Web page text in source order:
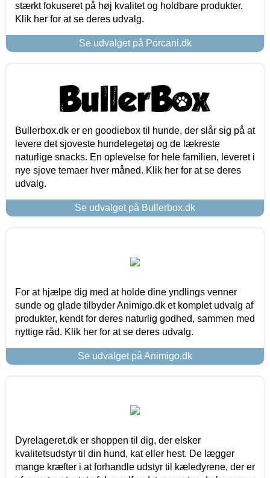
stærkt fokuseret på høj kvalitet og holdbare produkter.
Klik her for at se deres udvalg.
Se udvalget på Porcani.dk
Bullerbox.dk er en goodiebox til hunde, der slår sig på at
levere det sjoveste hundelegetøj og de lækreste
naturlige snacks. En oplevelse for hele familien, leveret i
nye sjove temaer hver måned. Klik her for at se deres
udvalg.
Se udvalget på Bullerbox.dk
For at hjælpe dig med at holde dine yndlings venner
sunde og glade tilbyder Animigo.dk et komplet udvalg af
produkter, kendt for deres naturlig godhed, sammen med
nyttige råd. Klik her for at se deres udvalg.
Se udvalget på Animigo.dk
Dyrelageret.dk er shoppen til dig, der elsker
kvalitetsudstyr til din hund, kat eller hest. De lægger
mange kræfter i at forhandle udstyr til kæledyrene, der er